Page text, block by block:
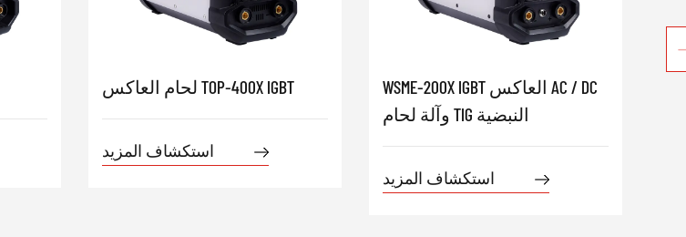
لحام العاكس TOP-400X IGBT
استكشاف المزيد
WSME-200X IGBT العاكس AC / DC
وآلة لحام TIG النبضية
استكشاف المزيد